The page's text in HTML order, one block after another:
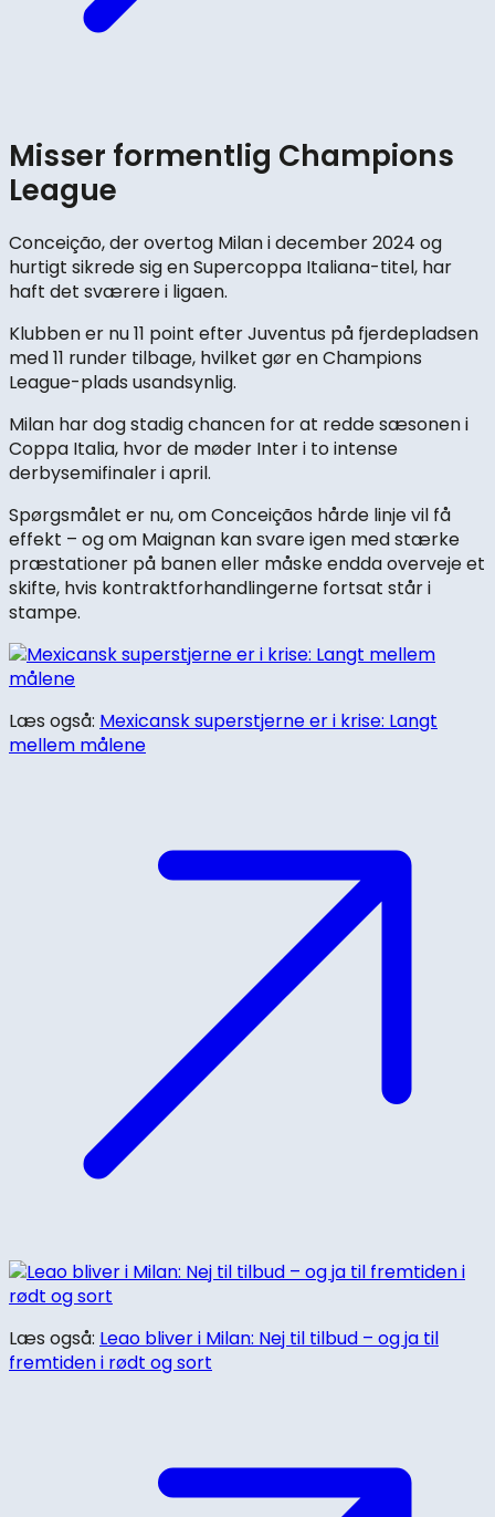
Misser formentlig Champions
League
Conceição, der overtog Milan i december 2024 og
hurtigt sikrede sig en Supercoppa Italiana-titel, har
haft det sværere i ligaen.
Klubben er nu 11 point efter Juventus på fjerdepladsen
med 11 runder tilbage, hvilket gør en Champions
League-plads usandsynlig.
Milan har dog stadig chancen for at redde sæsonen i
Coppa Italia, hvor de møder Inter i to intense
derbysemifinaler i april.
Spørgsmålet er nu, om Conceiçãos hårde linje vil få
effekt – og om Maignan kan svare igen med stærke
præstationer på banen eller måske endda overveje et
skifte, hvis kontraktforhandlingerne fortsat står i
stampe.
Læs også: Mexicansk superstjerne er i krise: Langt
mellem målene
Læs også: Leao bliver i Milan: Nej til tilbud – og ja til
fremtiden i rødt og sort